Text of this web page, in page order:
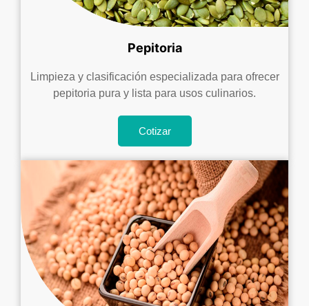
Pepitoria
Limpieza y clasificación especializada para ofrecer
pepitoria pura y lista para usos culinarios.
Cotizar